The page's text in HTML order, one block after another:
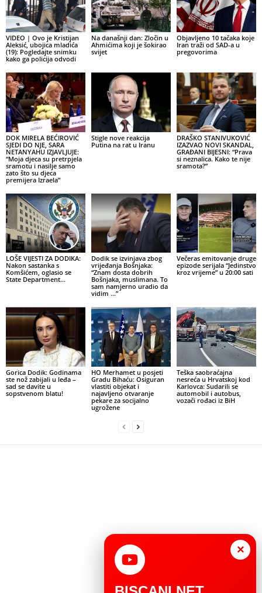
VIDEO | Ovo je Kristijan
Aleksić, ubojica mladića
(19): Pogledajte snimku
kako ga policija odvodi
Na današnji dan: Zločin u
Ahmićima koji je šokirao
svijet
Objavljeno 10 tačaka koje
Iran traži od SAD-a u
pregovorima
DOK MIRELA BEĆIROVIĆ
SJEDI DO NJE, SARA
NETANYAHU IZJAVLJUJE:
“Moja djeca su pretrpjela
sramotu i nasilje samo
zato što su djeca
premijera Izraela”
Stigle nove reakcija
Putina na rat u Iranu
DRAŠKO STANIVUKOVIĆ
IZAZVAO NOVI SKANDAL,
GRAĐANI BIJESNI: “Prava
si neznalica. Kako te nije
sramota?”
LOŠE VIJESTI ZA DODIKA:
Nakon sastanka s
Komšićem, oglasio se
State Department…
Dodik se izvinjava zbog
vrijeđanja Bošnjaka:
“Znam dosta dobrih
Bošnjaka, muslimana. To
sam namjerno uradio da
vidim …”
Večeras emitovanje druge
epizode serijala “Jedinstvo
kroz vrijeme” u 20:00 sati
Gorica Dodik: Godinama
ste nož zabijali u leđa –
sad se davite u
sopstvenom blatu!
HO Merhamet u posjeti
Gradu Bihaću: Osiguran
vlastiti objekat i
najavljeno otvaranje
pekare za socijalno
ugrožene
Teška saobraćajna
nesreća u Hrvatskoj kod
Karlovca: Sudarili se
automobil i autobus,
vozači rođaci iz BiH
×